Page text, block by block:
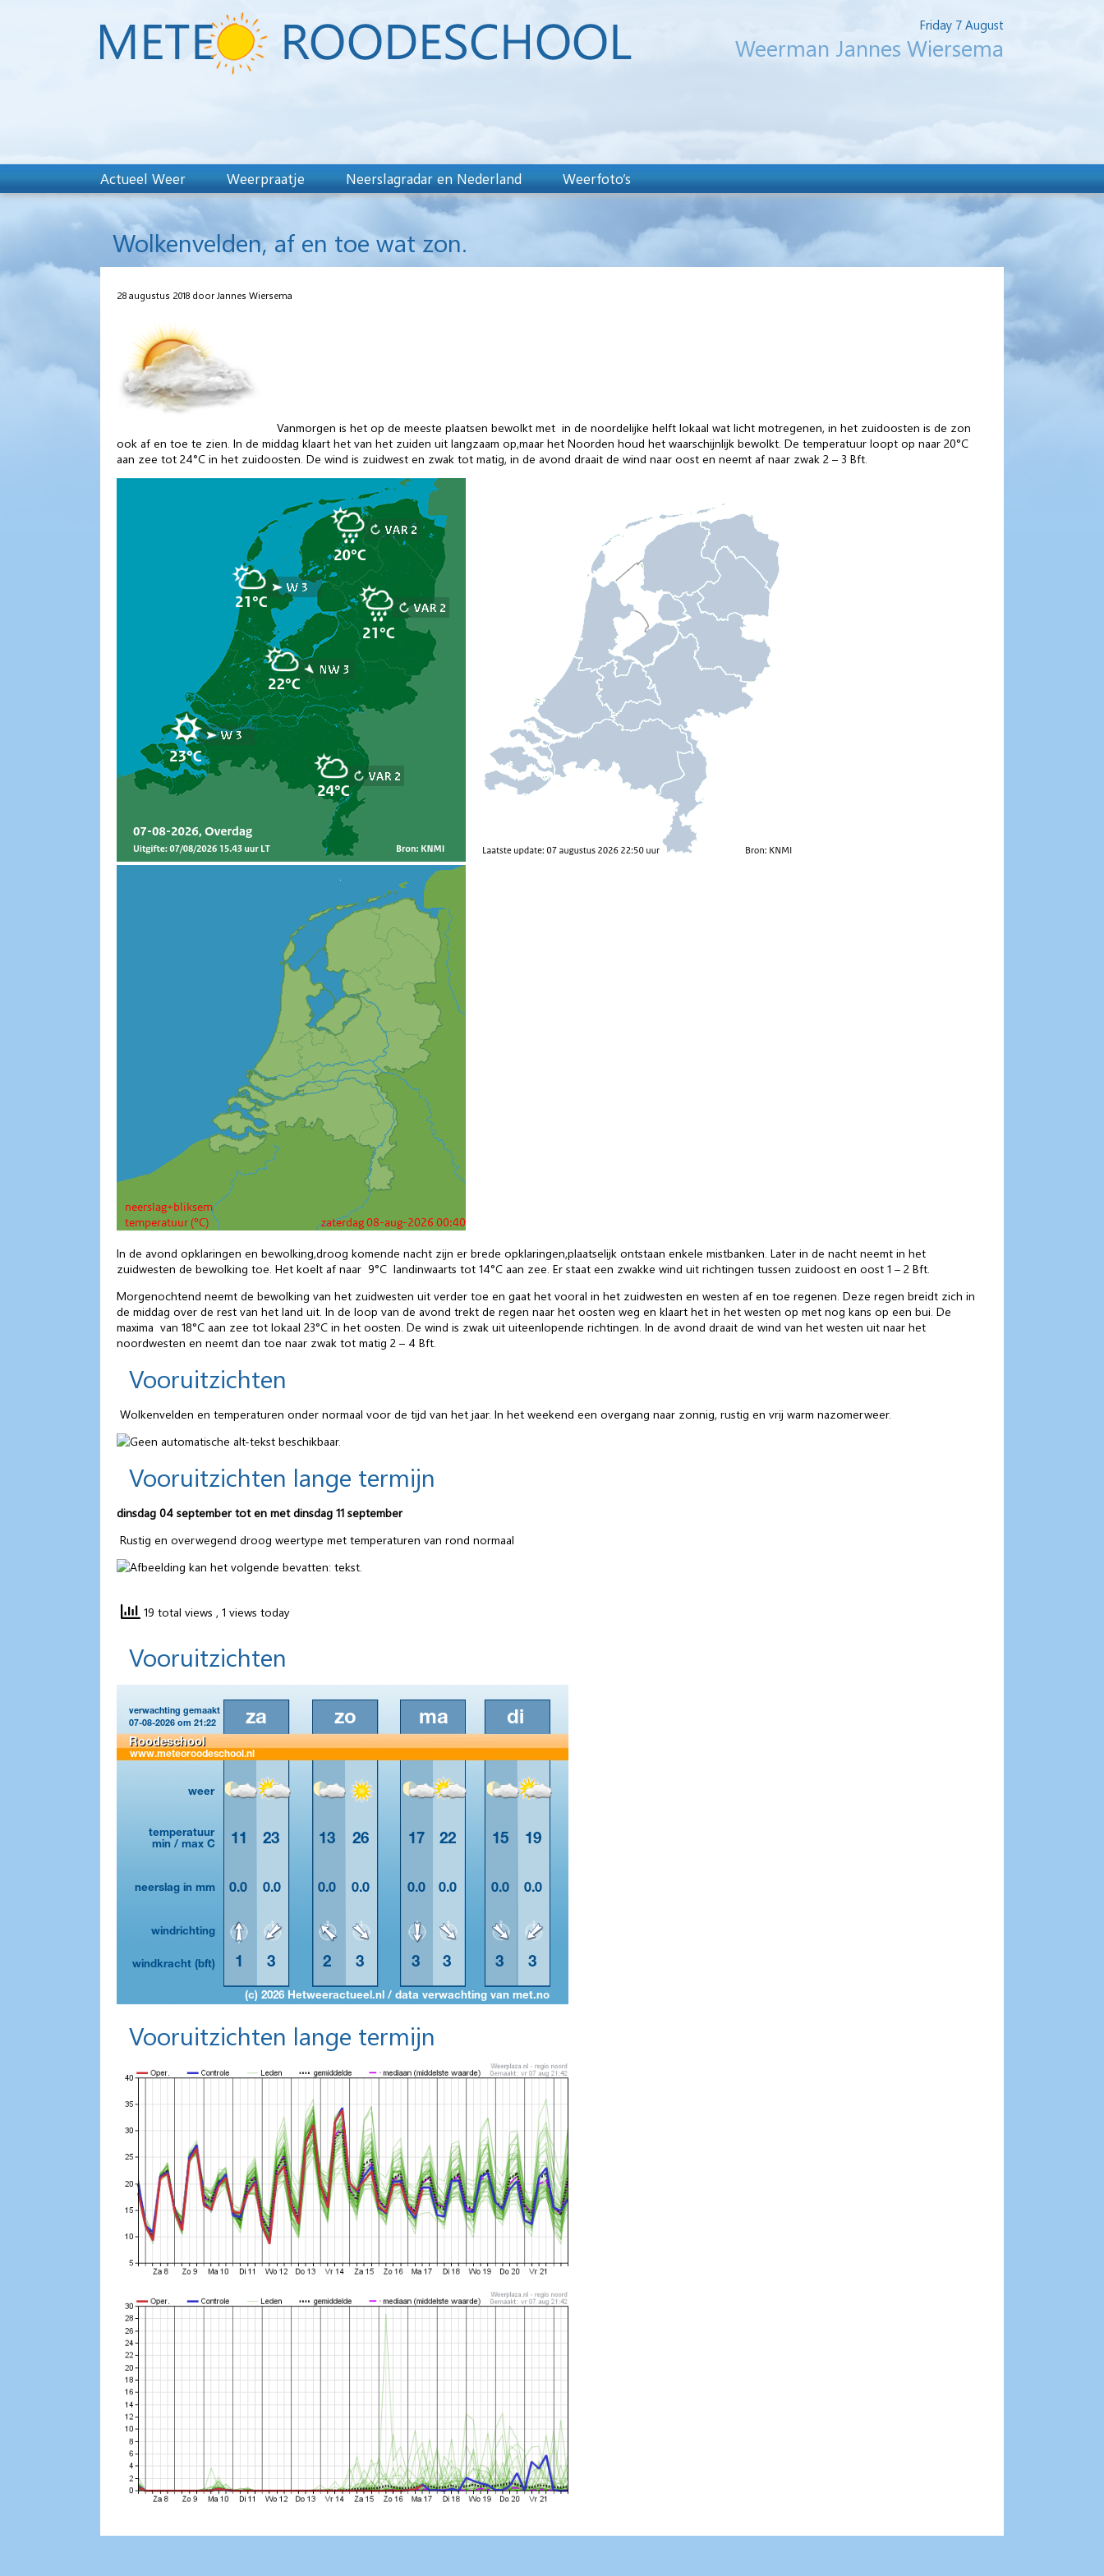
Friday 7 August
Weerman Jannes Wiersema
Actueel Weer Weerpraatje Neerslagradar en Nederland Weerfoto’s
Wolkenvelden, af en toe wat zon.
28 augustus 2018 door Jannes Wiersema
Vanmorgen is het op de meeste plaatsen bewolkt met in de noordelijke helft lokaal wat licht motregenen, in het zuidoosten is de zon
ook af en toe te zien. In de middag klaart het van het zuiden uit langzaam op,maar het Noorden houd het waarschijnlijk bewolkt. De temperatuur loopt op naar 20°C
aan zee tot 24°C in het zuidoosten. De wind is zuidwest en zwak tot matig, in de avond draait de wind naar oost en neemt af naar zwak 2 – 3 Bft.
In de avond opklaringen en bewolking,droog komende nacht zijn er brede opklaringen,plaatselijk ontstaan enkele mistbanken. Later in de nacht neemt in het
zuidwesten de bewolking toe. Het koelt af naar 9°C landinwaarts tot 14°C aan zee. Er staat een zwakke wind uit richtingen tussen zuidoost en oost 1 – 2 Bft.
Morgenochtend neemt de bewolking van het zuidwesten uit verder toe en gaat het vooral in het zuidwesten en westen af en toe regenen. Deze regen breidt zich in
de middag over de rest van het land uit. In de loop van de avond trekt de regen naar het oosten weg en klaart het in het westen op met nog kans op een bui. De
maxima van 18°C aan zee tot lokaal 23°C in het oosten. De wind is zwak uit uiteenlopende richtingen. In de avond draait de wind van het westen uit naar het
noordwesten en neemt dan toe naar zwak tot matig 2 – 4 Bft.
Vooruitzichten
Wolkenvelden en temperaturen onder normaal voor de tijd van het jaar. In het weekend een overgang naar zonnig, rustig en vrij warm nazomerweer.
Vooruitzichten lange termijn
dinsdag 04 september tot en met dinsdag 11 september
Rustig en overwegend droog weertype met temperaturen van rond normaal
19 total views , 1 views today
Vooruitzichten
Vooruitzichten lange termijn